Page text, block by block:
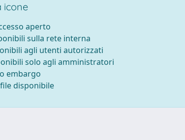
icone
aperto
sulla rete interna
agli utenti autorizzati
solo agli amministratori
embargo
disponibile